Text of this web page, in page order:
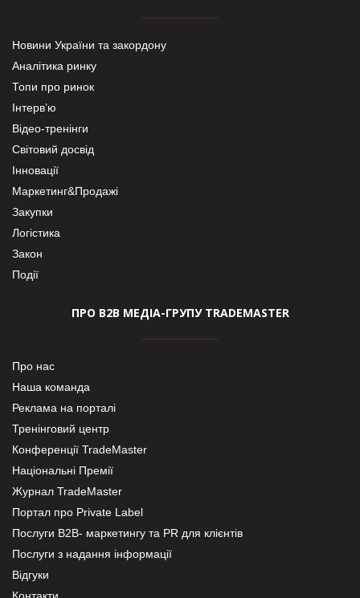
Новини України та закордону
Аналітика ринку
Топи про ринок
Інтерв’ю
Відео-тренінги
Світовий досвід
Інновації
Маркетинг&Продажі
Закупки
Логістика
Закон
Події
ПРО В2В МЕДІА-ГРУПУ TRADEMASTER
Про нас
Наша команда
Реклама на порталі
Тренінговий центр
Конференції TradeMaster
Національні Премії
Журнал TradeMaster
Портал про Private Label
Послуги В2В- маркетингу та PR для клієнтів
Послуги з надання інформації
Відгуки
Контакти